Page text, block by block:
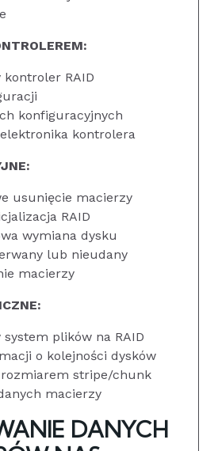
kontroler RAID
konfiguracyjnych
kontrolera
usunięcie macierzy
RAID
wymiana dysku
lub nieudany
macierzy
system plików na RAID
o kolejności dysków
stripe/chunk
macierzy
DANYCH